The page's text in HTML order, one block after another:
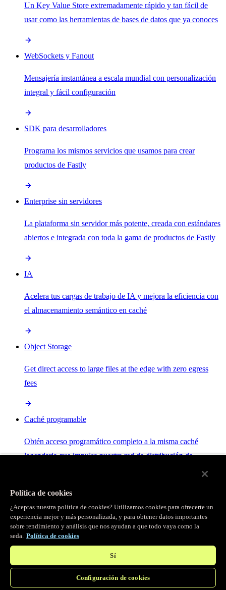
Un Key Value Store extremadamente rápido y tan fácil de
usar como las herramientas de bases de datos que ya conoces
WebSockets y Fanout
Mensajería instantánea a escala mundial con personalización
integral y fácil configuración
SDK para desarrolladores
Programa los mismos servicios que usamos para crear
productos de Fastly
Enterprise sin servidores
La plataforma sin servidor más potente, creada con estándares
abiertos e integrada con toda la gama de productos de Fastly
IA
Acelera tus cargas de trabajo de IA y mejora la eficiencia con
el almacenamiento semántico en caché
Object Storage
Get direct access to large files at the edge with zero egress
fees
Caché programable
Obtén acceso programático completo a la misma caché
legendaria que impulsa nuestra red de distribución de
Servidor MCP
Control por IA para tus servicios Fastly.
Política de cookies
¿Aceptas nuestra política de cookies? Utilizamos cookies para ofrecerte un
experiencia mejor y más personalizada, y para obtener datos importantes
sobre rendimiento y análisis que nos ayudan a que todo vaya como la
seda. Política de cookies
Sí
Configuración de cookies